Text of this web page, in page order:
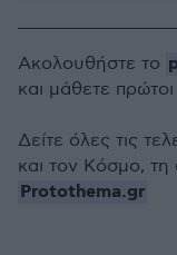
Ακολουθήστε το
και μάθετε πρώτοι
Δείτε όλες τις
και τον Κόσμο, τη
Protothema.gr